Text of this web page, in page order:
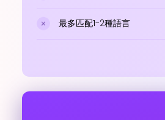
最多匹配1-2種語言